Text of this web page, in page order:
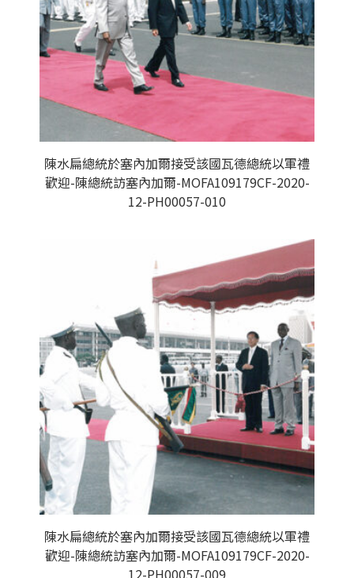
陳水扁總統於塞內加爾接受該國瓦德總統以軍禮
歡迎-陳總統訪塞內加爾-MOFA109179CF-2020-
12-PH00057-010
陳水扁總統於塞內加爾接受該國瓦德總統以軍禮
歡迎-陳總統訪塞內加爾-MOFA109179CF-2020-
12-PH00057-009